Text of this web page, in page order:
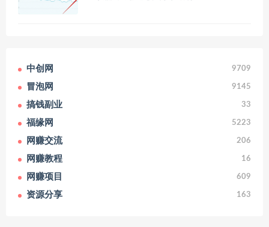
中创网 9709
冒泡网 9145
搞钱副业 33
福缘网 5223
网赚交流 206
网赚教程 16
网赚项目 609
资源分享 163